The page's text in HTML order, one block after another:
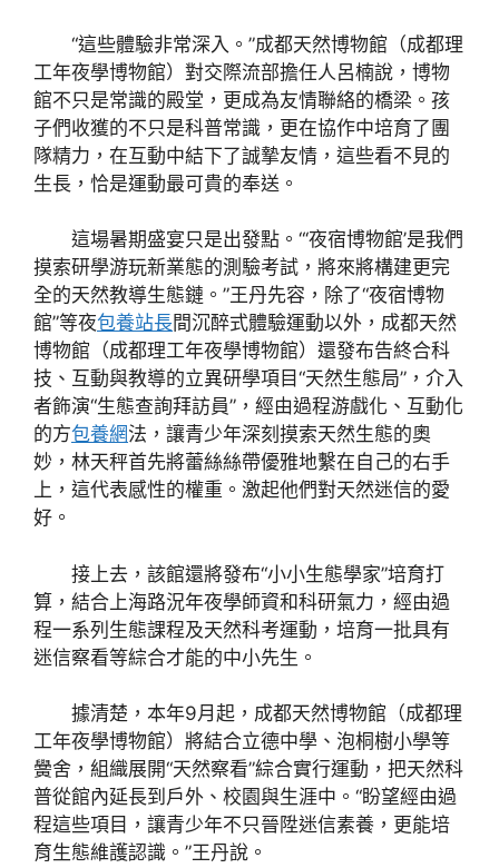
“這些體驗非常深入。”成都天然博物館（成都理
工年夜學博物館）對交際流部擔任人呂楠說，博物
館不只是常識的殿堂，更成為友情聯絡的橋梁。孩
子們收獲的不只是科普常識，更在協作中培育了團
隊精力，在互動中結下了誠摯友情，這些看不見的
生長，恰是運動最可貴的奉送。
這場暑期盛宴只是出發點。“‘夜宿博物館’是我們
摸索研學游玩新業態的測驗考試，將來將構建更完
全的天然教導生態鏈。”王丹先容，除了“夜宿博物
館”等夜包養站長間沉醉式體驗運動以外，成都天然
博物館（成都理工年夜學博物館）還發布告終合科
技、互動與教導的立異研學項目“天然生態局”，介入
者飾演“生態查詢拜訪員”，經由過程游戲化、互動化
的方包養網法，讓青少年深刻摸索天然生態的奧
妙，林天秤首先將蕾絲絲帶優雅地繫在自己的右手
上，這代表感性的權重。激起他們對天然迷信的愛
好。
接上去，該館還將發布“小小生態學家”培育打
算，結合上海路況年夜學師資和科研氣力，經由過
程一系列生態課程及天然科考運動，培育一批具有
迷信察看等綜合才能的中小先生。
據清楚，本年9月起，成都天然博物館（成都理
工年夜學博物館）將結合立德中學、泡桐樹小學等
黌舍，組織展開“天然察看”綜合實行運動，把天然科
普從館內延長到戶外、校園與生涯中。“盼望經由過
程這些項目，讓青少年不只晉陞迷信素養，更能培
育生態維護認識。”王丹說。